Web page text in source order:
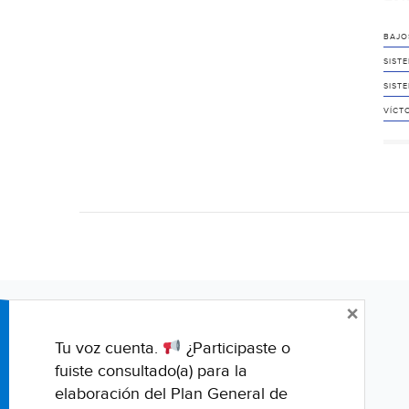
Tu voz cuenta.
¿Participaste o
fuiste consultado(a) para la
elaboración del Plan General de
×